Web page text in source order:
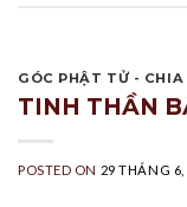
GÓC PHẬT TỬ - CHIA
TINH THẦN
POSTED ON 29 THÁNG 6,